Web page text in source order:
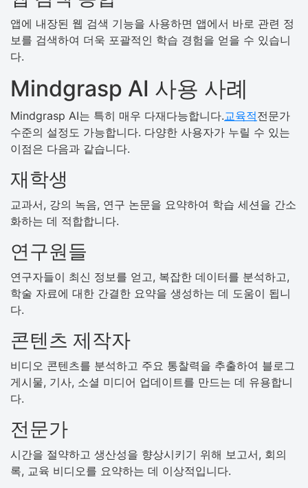
앱에 내장된 웹 검색 기능을 사용하면 앱에서 바로 관련 정
보를 검색하여 더욱 포괄적인 학습 경험을 얻을 수 있습니
다.
Mindgrasp AI 사용 사례
Mindgrasp AI는 특히 매우 다재다능합니다.교육적전문가
수준의 설정도 가능합니다. 다양한 사용자가 누릴 수 있는
이점은 다음과 같습니다.
재학생
교과서, 강의 녹음, 연구 논문을 요약하여 학습 세션을 간소
화하는 데 적합합니다.
연구원들
연구자들이 최신 정보를 얻고, 복잡한 데이터를 분석하고,
학술 자료에 대한 간결한 요약을 생성하는 데 도움이 됩니
다.
콘텐츠 제작자
비디오 콘텐츠를 분석하고 주요 통찰력을 추출하여 블로그
게시물, 기사, 소셜 미디어 업데이트를 만드는 데 유용합니
다.
전문가
시간을 절약하고 생산성을 향상시키기 위해 보고서, 회의
록, 교육 비디오를 요약하는 데 이상적입니다.